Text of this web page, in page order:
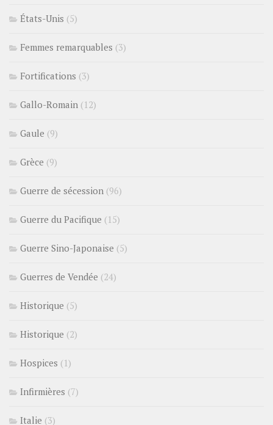
États-Unis (5)
Femmes remarquables (3)
Fortifications (3)
Gallo-Romain (12)
Gaule (9)
Grèce (9)
Guerre de sécession (96)
Guerre du Pacifique (15)
Guerre Sino-Japonaise (5)
Guerres de Vendée (24)
Historique (5)
Historique (2)
Hospices (1)
Infirmières (7)
Italie (3)